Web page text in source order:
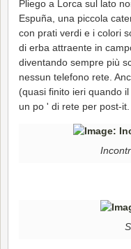
Pliego a Lorca sul lato
Espuña, una piccola
con prati verdi e i colori
di erba attraente in
diventando sempre più
nessun telefono rete.
(quasi finito ieri quando
un po ' di rete per post-it.